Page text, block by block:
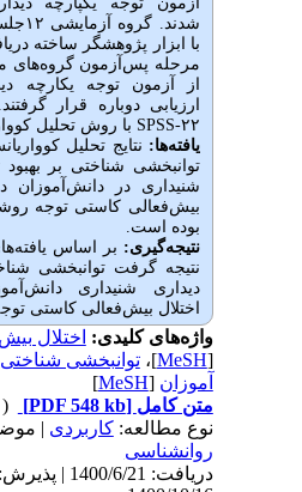
شدند.
با ابزار پژوهشگر ساخته
مرحله پس‌آزمون گروه‌های
از آزمون توجه یکارچه
ارزیابی دوباره قرار گرفتند.
SPSS-۲۲ با روش تحلیل کوواریانس تحلیل شد.
یافته‌ها:نتایج تحلیل
توانبخشی شناختی بر بهبود
شنیداری در دانش‌آموزان
بوده است.
نتیجه‌گیری:بر اساس
نتیجه گرفت توانبخشی
دیداری شنیداری
اختلال بیش‌فعالی کاستی
واژه‌های کلیدی:اختلال
MeSH]،توانبخشی شناختی[
آموزان [
MeSH
]
متن کامل[PDF 548 kb]
نوع مطالعه:كاربردی|
روانشناسی